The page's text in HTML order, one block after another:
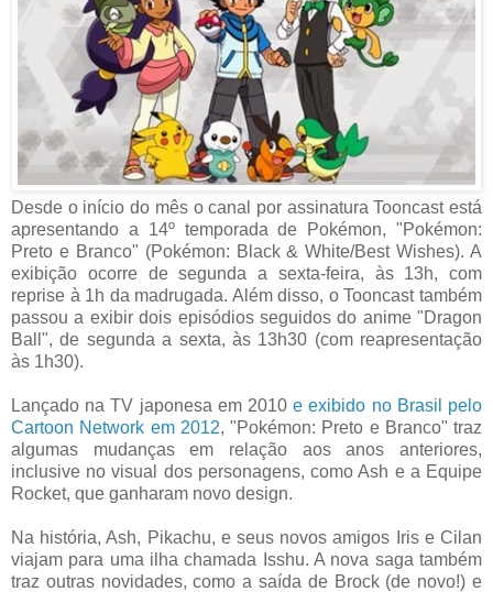
Desde o início do mês o canal por assinatura Tooncast está
apresentando a 14º temporada de Pokémon, "Pokémon:
Preto e Branco" (Pokémon: Black & White/Best Wishes). A
exibição ocorre de segunda a sexta-feira, às 13h, com
reprise à 1h da madrugada. Além disso, o Tooncast também
passou a exibir dois episódios seguidos do anime "Dragon
Ball", de segunda a sexta, às 13h30 (com reapresentação
às 1h30).
Lançado na TV japonesa em 2010e exibido no Brasil pelo
Cartoon Network em 2012, "Pokémon: Preto e Branco" traz
algumas mudanças em relação aos anos anteriores,
inclusive no visual dos personagens, como Ash e a Equipe
Rocket, que ganharam novo design.
Na história, Ash, Pikachu, e seus novos amigos Iris e Cilan
viajam para uma ilha chamada Isshu. A nova saga também
traz outras novidades, como a saída de Brock (de novo!) e